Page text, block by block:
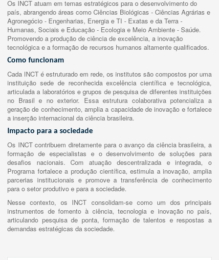
Os INCT atuam em temas estratégicos para o desenvolvimento do
país, abrangendo áreas como Ciências Biológicas - Ciências Agrárias e
Agronegócio - Engenharias, Energia e TI - Exatas e da Terra -
Humanas, Sociais e Educação - Ecologia e Meio Ambiente - Saúde.
Promovendo a produção de ciência de excelência, a inovação
tecnológica e a formação de recursos humanos altamente qualificados.
Como funcionam
Cada INCT é estruturado em rede, os institutos são compostos por uma
instituição sede de reconhecida excelência científica e tecnológica,
articulada a laboratórios e grupos de pesquisa de diferentes instituições
no Brasil e no exterior. Essa estrutura colaborativa potencializa a
geração de conhecimento, amplia a capacidade de inovação e fortalece
a inserção internacional da ciência brasileira.
Impacto para a sociedade
Os INCT contribuem diretamente para o avanço da ciência brasileira, a
formação de especialistas e o desenvolvimento de soluções para
desafios nacionais. Com atuação descentralizada e integrada, o
Programa fortalece a produção científica, estimula a inovação, amplia
parcerias institucionais e promove a transferência de conhecimento
para o setor produtivo e para a sociedade.
Nesse contexto, os INCT consolidam-se como um dos principais
instrumentos de fomento à ciência, tecnologia e inovação no país,
articulando pesquisa de ponta, formação de talentos e respostas a
demandas estratégicas da sociedade.